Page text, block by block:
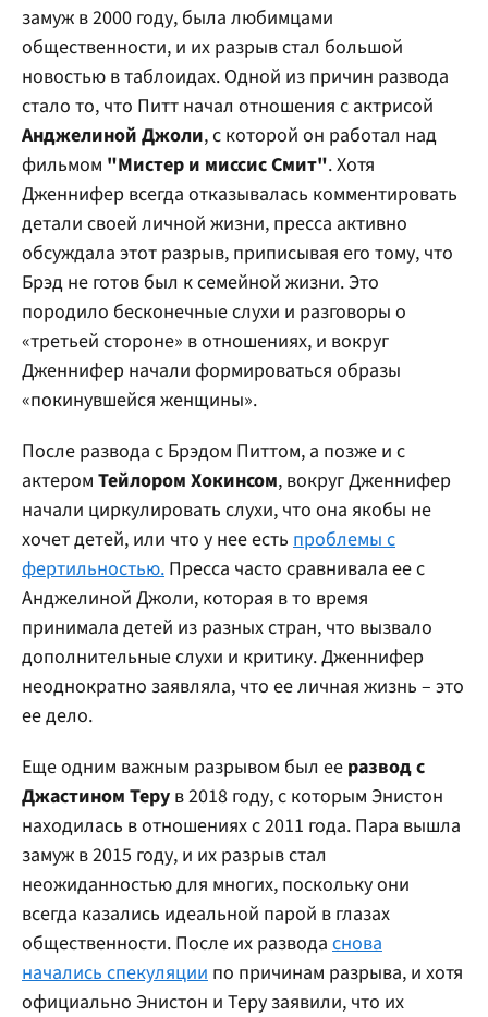
замуж в 2000 году, была любимцами
общественности, и их разрыв стал большой
новостью в таблоидах. Одной из причин развода
стало то, что Питт начал отношения с актрисой
Анджелиной Джоли, с которой он работал над
фильмом "Мистер и миссис Смит". Хотя
Дженнифер всегда отказывалась комментировать
детали своей личной жизни, пресса активно
обсуждала этот разрыв, приписывая его тому, что
Брэд не готов был к семейной жизни. Это
породило бесконечные слухи и разговоры о
«третьей стороне» в отношениях, и вокруг
Дженнифер начали формироваться образы
«покинувшейся женщины».
После развода с Брэдом Питтом, а позже и с
актером Тейлором Хокинсом, вокруг Дженнифер
начали циркулировать слухи, что она якобы не
хочет детей, или что у нее есть проблемы с
фертильностью. Пресса часто сравнивала ее с
Анджелиной Джоли, которая в то время
принимала детей из разных стран, что вызвало
дополнительные слухи и критику. Дженнифер
неоднократно заявляла, что ее личная жизнь – это
ее дело.
Еще одним важным разрывом был ее развод с
Джастином Теру в 2018 году, с которым Энистон
находилась в отношениях с 2011 года. Пара вышла
замуж в 2015 году, и их разрыв стал
неожиданностью для многих, поскольку они
всегда казались идеальной парой в глазах
общественности. После их развода снова
начались спекуляции по причинам разрыва, и хотя
официально Энистон и Теру заявили, что их